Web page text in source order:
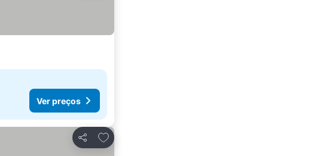
Ver preços
Partilhar
Adicionar aos favoritos